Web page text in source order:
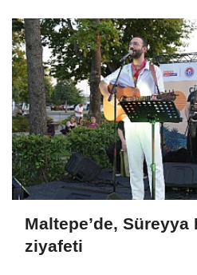
Maltepe’de, Süreyya
ziyafeti